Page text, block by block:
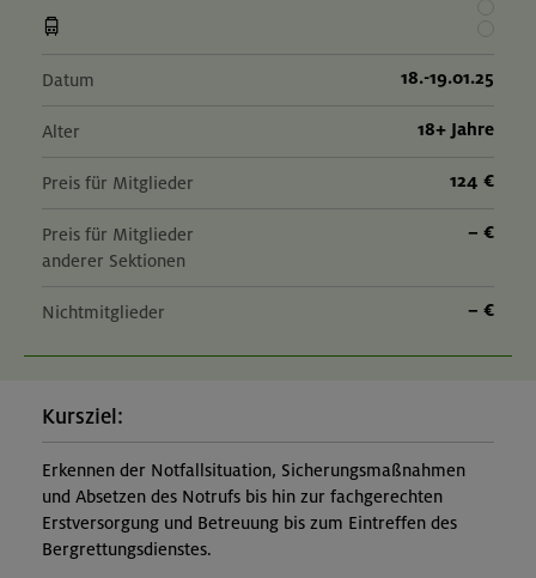
Datum 18.-19.01.25
Alter 18+ Jahre
Preis für Mitglieder 124 €
Preis für Mitglieder
anderer Sektionen
– €
Nichtmitglieder – €
Kursziel:
Erkennen der Notfallsituation, Sicherungsmaßnahmen
und Absetzen des Notrufs bis hin zur fachgerechten
Erstversorgung und Betreuung bis zum Eintreffen des
Bergrettungsdienstes.